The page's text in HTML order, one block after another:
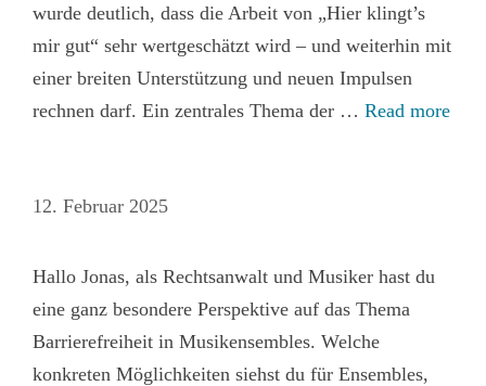
wurde deutlich, dass die Arbeit von „Hier klingt’s
mir gut“ sehr wertgeschätzt wird – und weiterhin mit
einer breiten Unterstützung und neuen Impulsen
rechnen darf. Ein zentrales Thema der … Read more
12. Februar 2025
Hallo Jonas, als Rechtsanwalt und Musiker hast du
eine ganz besondere Perspektive auf das Thema
Barrierefreiheit in Musikensembles. Welche
konkreten Möglichkeiten siehst du für Ensembles,